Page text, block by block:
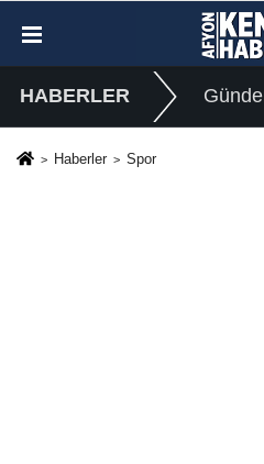
HABERLER
Haberler Spor